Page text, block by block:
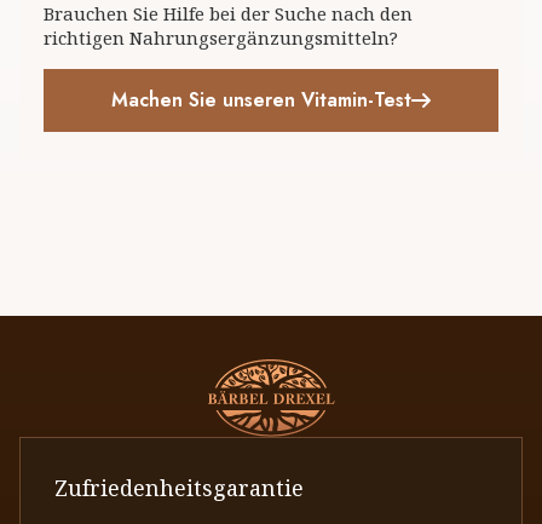
Brauchen Sie Hilfe bei der Suche nach den
richtigen Nahrungsergänzungsmitteln?
Machen Sie unseren Vitamin-Test
Zufriedenheitsgarantie